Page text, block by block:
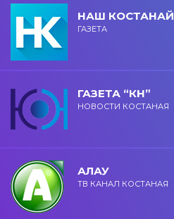
НАШ КОСТАНАЙ
ГАЗЕТА
ГАЗЕТА “КН”
НОВОСТИ КОСТАНАЯ
АЛАУ
ТВ КАНАЛ КОСТАНАЯ